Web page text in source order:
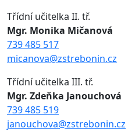
Třídní učitelka II. tř.
Mgr. Monika Mičanová
739 485 517
micanova@zstrebonin.cz
Třídní učitelka III. tř.
Mgr. Zdeňka Janouchová
739 485 519
janouchova@zstrebonin.cz